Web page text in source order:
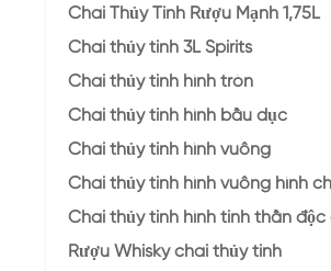
Chai Thủy Tinh Rượu Mạnh 1,75L
Chai thủy tinh 3L Spirits
Chai thủy tinh hình tròn
Chai thủy tinh hình bầu dục
Chai thủy tinh hình vuông
Chai thủy tinh hình vuông hình
Chai thủy tinh hình tinh thần
Rượu Whisky chai thủy tinh